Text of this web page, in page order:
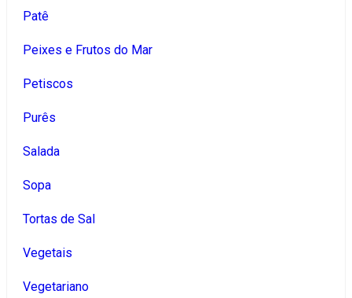
Patê
Peixes e Frutos do Mar
Petiscos
Purês
Salada
Sopa
Tortas de Sal
Vegetais
Vegetariano